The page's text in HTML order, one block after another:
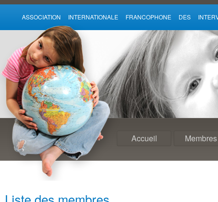
ASSOCIATION INTERNATIONALE FRANCOPHONE DES
Accueil Membres